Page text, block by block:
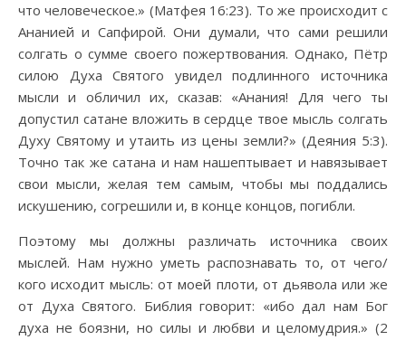
что человеческое.» (Матфея 16:23). То же происходит с
Ананией и Сапфирой. Они думали, что сами решили
солгать о сумме своего пожертвования. Однако, Пётр
силою Духа Святого увидел подлинного источника
мысли и обличил их, сказав: «Анания! Для чего ты
допустил сатане вложить в сердце твое мысль солгать
Духу Святому и утаить из цены земли?» (Деяния 5:3).
Точно так же сатана и нам нашептывает и навязывает
свои мысли, желая тем самым, чтобы мы поддались
искушению, согрешили и, в конце концов, погибли.
Поэтому мы должны различать источника своих
мыслей. Нам нужно уметь распознавать то, от чего/
кого исходит мысль: от моей плоти, от дьявола или же
от Духа Святого. Библия говорит: «ибо дал нам Бог
духа не боязни, но силы и любви и целомудрия.» (2